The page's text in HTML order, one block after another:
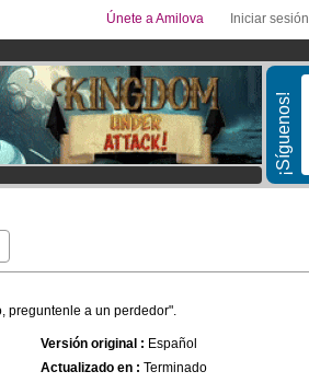
Iniciar sesión
Únete a Amilova
¡Síguenos!
preguntenle a un perdedor".
Versión original : Español
Actualizado en : Terminado